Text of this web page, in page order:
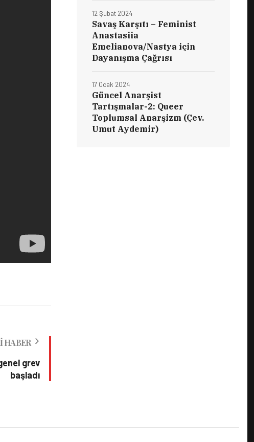
HABER
grev
başladı
Savaş Karşıtı – Feminist
Anastasiia
Emelianova/Nastya için
Dayanışma Çağrısı
12 Şubat 2024
Güncel Anarşist
Tartışmalar-2: Queer
Toplumsal Anarşizm (Çev.
Umut Aydemir)
17 Ocak 2024